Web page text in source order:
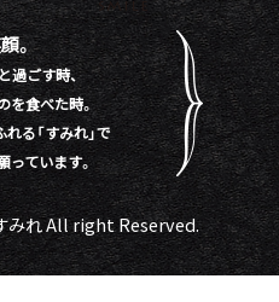
。
過ごす時、
を食べた時。
る「すみれ」で
っています。
れ All right Reserved.